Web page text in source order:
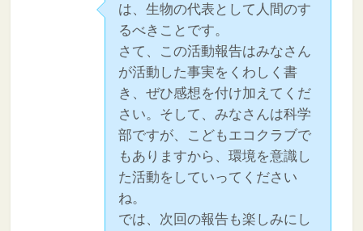
は、生物の代表として人間のす
るべきことです。
さて、この活動報告はみなさん
が活動した事実をくわしく書
き、ぜひ感想を付け加えてくだ
さい。そして、みなさんは科学
部ですが、こどもエコクラブで
もありますから、環境を意識し
た活動をしていってください
ね。
では、次回の報告も楽しみにし